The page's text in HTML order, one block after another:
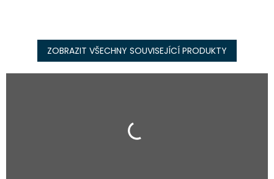
ZOBRAZIT VŠECHNY SOUVISEJÍCÍ PRODUKTY